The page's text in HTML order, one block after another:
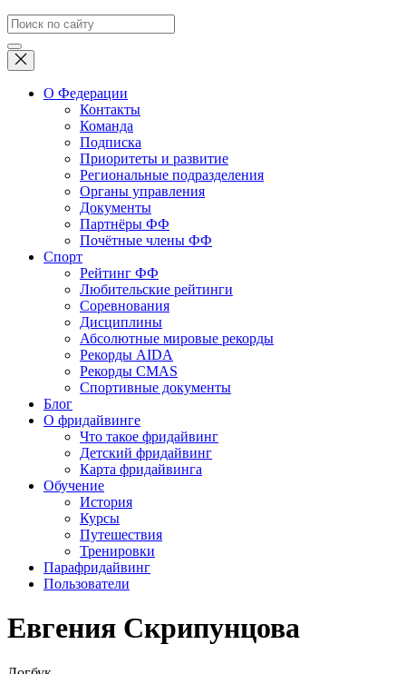
О Федерации
Контакты
Команда
Подписка
Приоритеты и развитие
Региональные подразделения
Органы управления
Документы
Партнёры ФФ
Почётные члены ФФ
Спорт
Рейтинг ФФ
Любительские рейтинги
Соревнования
Дисциплины
Абсолютные мировые рекорды
Рекорды AIDA
Рекорды CMAS
Спортивные документы
Блог
О фридайвинге
Что такое фридайвинг
Детский фридайвинг
Карта фридайвинга
Обучение
История
Курсы
Путешествия
Тренировки
Парафридайвинг
Пользователи
Евгения Скрипунцова